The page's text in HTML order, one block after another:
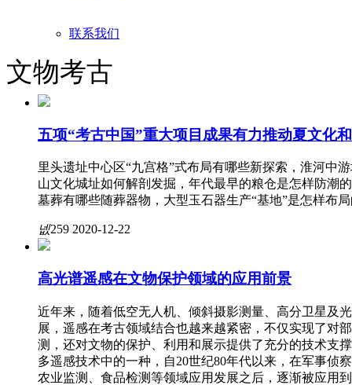
联系我们
文物考古
五项“考古中国”重大项目成果有力推动夏文化
里头遗址中心区“九宫格”式布局有哪些新探索，淮河中
山文化城址如何解剖发掘，年代最早的粮仓是怎样防潮
墓葬有哪些随葬器物，大型玉石器生产“基地”是怎样布
넶259 2020-12-22
高光谱遥感在文物保护领域的应用前景
近年来，随着低空无人机、倾斜摄影测量、高分卫星及
展，遥感在考古领域结合也越来越紧密，不仅实现了对
测，还对文物的保护、利用和展示提供了充分的技术支
多遥感技术中的一种，自20世纪80年代以来，在军事侦
农业监测、食品检测等领域应用发展之后，逐渐被应用